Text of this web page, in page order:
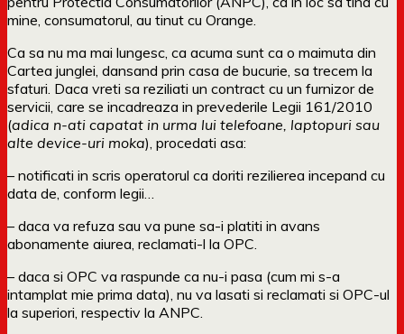
mine, consumatorul, au tinut cu Orange.
Ca sa nu ma mai lungesc, ca acuma sunt ca o maimuta din
Cartea junglei, dansand prin casa de bucurie, sa trecem la
sfaturi. Daca vreti sa reziliati un contract cu un furnizor de
servicii, care se incadreaza in prevederile Legii 161/2010
(adica n-ati capatat in urma lui telefoane, laptopuri sau
alte device-uri moka), procedati asa:
– notificati in scris operatorul ca doriti rezilierea incepand cu
data de, conform legii…
– daca va refuza sau va pune sa-i platiti in avans
abonamente aiurea, reclamati-l la OPC.
– daca si OPC va raspunde ca nu-i pasa (cum mi s-a
intamplat mie prima data), nu va lasati si reclamati si OPC-ul
la superiori, respectiv la ANPC.